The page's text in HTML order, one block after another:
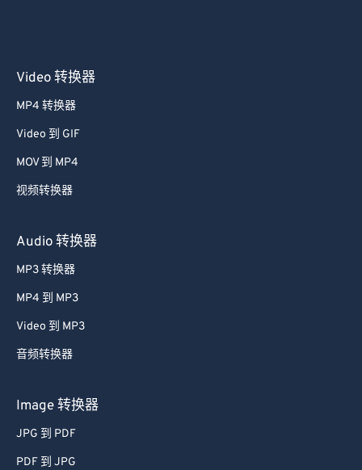
Video 转换器
MP4 转换器
Video 到 GIF
MOV 到 MP4
视频转换器
Audio 转换器
MP3 转换器
MP4 到 MP3
Video 到 MP3
音频转换器
Image 转换器
JPG 到 PDF
PDF 到 JPG